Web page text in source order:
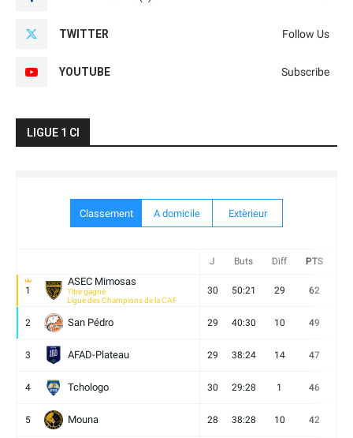
TWITTER Follow Us
YOUTUBE Subscribe
LIGUE 1 CI
Classement A domicile Extèrieur
J Buts Diff PTS
1
ASEC Mimosas
Titre gagné
Ligue des Champions de la CAF
30 50:21 29 62
2 San Pédro 29 40:30 10 49
3 AFAD-Plateau 29 38:24 14 47
4 Tchologo 30 29:28 1 46
5 Mouna 28 38:28 10 42